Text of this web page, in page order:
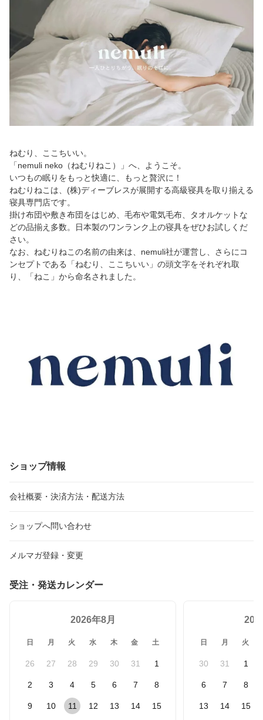
ねむり、ここちいい。
「nemuli neko（ねむりねこ）」へ、ようこそ。
いつもの眠りをもっと快適に、もっと贅沢に！
ねむりねこは、(株)ディーブレスが展開する高級寝具を取り揃える
寝具専門店です。
掛け布団や敷き布団をはじめ、毛布や電気毛布、タオルケットな
どの品揃え多数。日本製のワンランク上の寝具をぜひお試しくだ
さい。
なお、ねむりねこの名前の由来は、nemuli社が運営し、さらにコ
ンセプトである「ねむり、ここちいい」の頭文字をそれぞれ取
り、「ねこ」から命名されました。
ショップ情報
会社概要・決済方法・配送方法
ショップへ問い合わせ
メルマガ登録・変更
受注・発送カレンダー
2026年8月
日 月 火 水 木 金 土
26 27 28 29 30 31 1
2 3 4 5 6 7 8
9 10 11 12 13 14 15
日 月 火
30 31 1
6 7 8
13 14 15